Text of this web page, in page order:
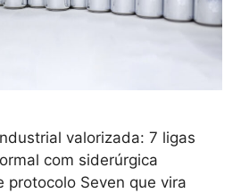
valorizada: 7 ligas
com siderúrgica
protocolo Seven que vira